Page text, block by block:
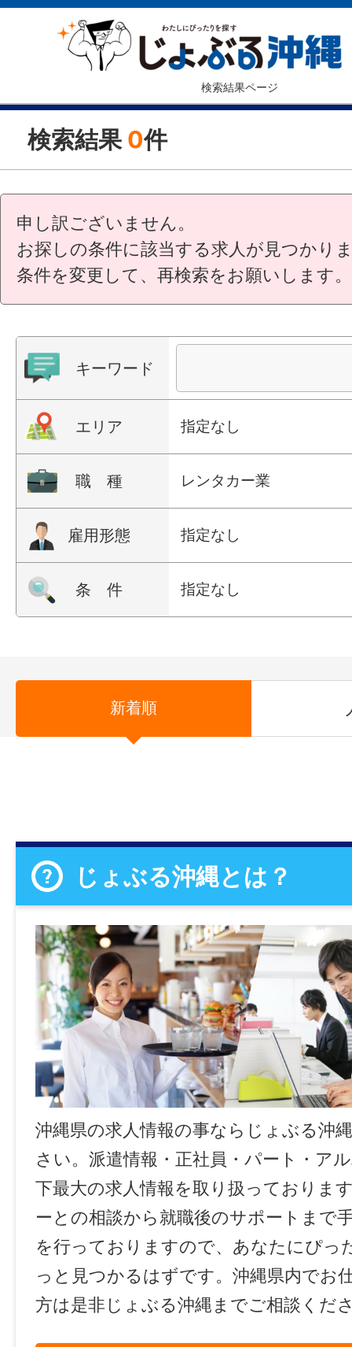
検索結果ページ
検索結果 0件
申し訳ございません。
お探しの条件に該当する求人が見つかり
条件を変更して、再検索をお願いします。
キーワード
エリア 指定なし
職 種 レンタカー業
雇用形態 指定なし
条 件 指定なし
新着順
じょぶる沖縄とは？
沖縄県の求人情報の事ならじょぶる沖
さい。派遣情報・正社員・パート・ア
下最大の求人情報を取り扱っておりま
ーとの相談から就職後のサポートまで
を行っておりますので、あなたにぴっ
っと見つかるはずです。沖縄県内でお
方は是非じょぶる沖縄までご相談くだ